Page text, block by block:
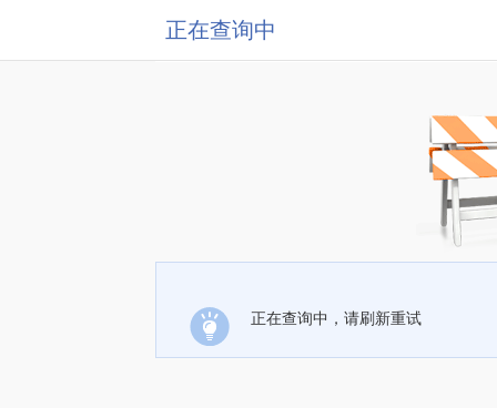
正在查询中
正在查询中，请刷新重试